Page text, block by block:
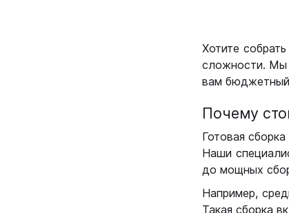
Хотите
сложности. Мы
вам бюджетный
Почему
Готовая
Наши
до мощных
Например,
Такая сборка